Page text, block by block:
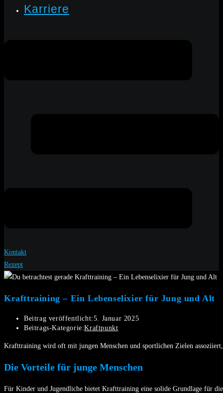
Karriere
Kontakt
Rezept
Krafttraining – Ein Lebenselixier für Jung und Alt
Beitrag veröffentlicht:5. Januar 2025
Beitrags-Kategorie:Kraftpunkt
Krafttraining wird oft mit jungen Menschen und sportlichen Zielen
Die Vorteile für junge Menschen
Für Kinder und Jugendliche bietet Krafttraining eine solide Grundlage für